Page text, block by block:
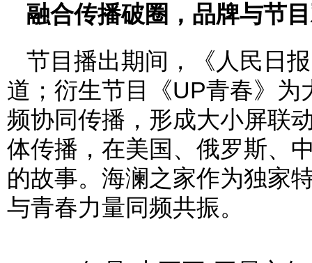
融合传播破圈，品牌与节
节目播出期间，《人民日
道；衍生节目《UP青春》
频协同传播，形成大小屏联
体传播，在美国、俄罗斯、
的故事。海澜之家作为独家
与青春力量同频共振。